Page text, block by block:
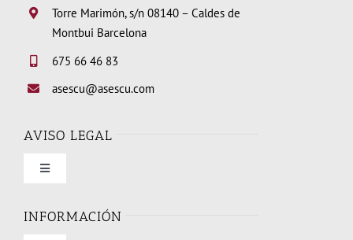
Torre Marimón, s/n 08140 – Caldes de
Montbui Barcelona
675 66 46 83
asescu@asescu.com
AVISO LEGAL
Toggle
Condiciones de uso
INFORMACIÓN